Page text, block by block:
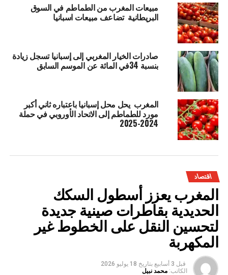
مبيعات المغرب من الطماطم في السوق
البريطانية تضاعف مبيعات اسبانيا
صادرات الخيار المغربي إلى إسبانيا تسجل زيادة
بنسبة 34في المائة عن الموسم السابق
المغرب يحل محل إسبانيا باعتباره ثاني أكبر
مورد للطماطم إلى الاتحاد الأوروبي في حملة
2024-2025
اقتصاد
المغرب يعزز أسطول السكك
الحديدية بقاطرات صينية جديدة
لتحسين النقل على الخطوط غير
المكهربة
قبل 3 أسابيع بتاريخ 18 يوليو 2026
الكاتب: محمد نبيل